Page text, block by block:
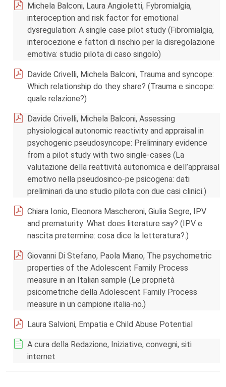
Michela Balconi, Laura Angioletti, Fybromialgia,
interoception and risk factor for emotional
dysregulation: A single case pilot study (Fibromialgia,
interocezione e fattori di rischio per la disregolazione
emotiva: studio pilota di caso singolo)
Davide Crivelli, Michela Balconi, Trauma and syncope:
Which relationship do they share? (Trauma e sincope:
quale relazione?)
Davide Crivelli, Michela Balconi, Assessing
physiological autonomic reactivity and appraisal in
psychogenic pseudosyncope: Preliminary evidence
from a pilot study with two single-cases (La
valutazione della reattività autonomica e dell’appraisal
emotivo nella pseudosinco-pe psicogena: dati
preliminari da uno studio pilota con due casi clinici.)
Chiara Ionio, Eleonora Mascheroni, Giulia Segre, IPV
and prematurity: What does literature say? (IPV e
nascita pretermine: cosa dice la letteratura?.)
Giovanni Di Stefano, Paola Miano, The psychometric
properties of the Adolescent Family Process
measure in an Italian sample (Le proprietà
psicometriche della Adolescent Family Process
measure in un campione italia-no.)
Laura Salvioni, Empatia e Child Abuse Potential
A cura della Redazione, Iniziative, convegni, siti
internet